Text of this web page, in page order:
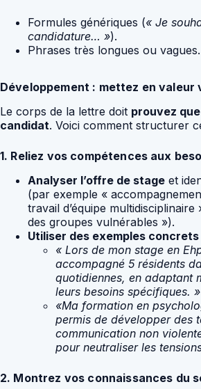
Formules génériques (« Je
candidature… »).
Phrases très longues ou vagues.
Développement : mettez en valeur
Le corps de la lettre doit prouvez
candidat. Voici comment structurer
1. Reliez vos compétences aux
Analyser l’offre de stage et
(par exemple «
travail d’équipe
des groupes vulnérables »).
Utiliser des exemples concrets
« Lors de mon stage en
accompagné 5 résidents
quotidiennes, en adaptant
leurs besoins spécifiques. »
«Ma formation en
permis de développer des
communication non
pour neutraliser les
2. Montrez vos connaissances du